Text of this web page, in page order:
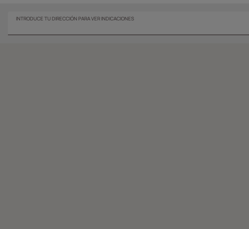
INTRODUCE TU DIRECCIÓN PARA VER INDICACIONES